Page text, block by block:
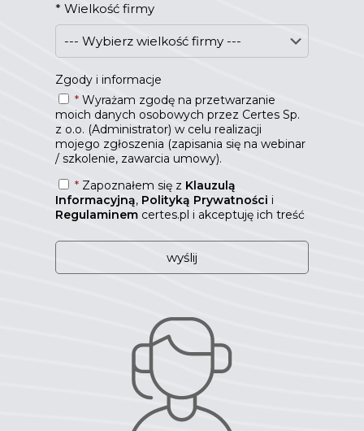
* Wielkość firmy
Zgody i informacje
* Wyrażam zgodę na przetwarzanie
moich danych osobowych przez Certes Sp.
z o.o. (Administrator) w celu realizacji
mojego zgłoszenia (zapisania się na webinar
/ szkolenie, zawarcia umowy).
* Zapoznałem się z Klauzulą
Informacyjną, Polityką Prywatności i
Regulaminem certes.pl i akceptuję ich treść
W
b